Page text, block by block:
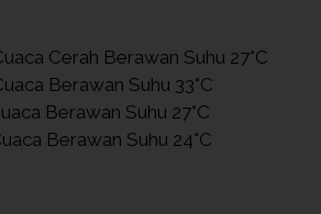
Cerah Berawan Suhu 27°C
Berawan Suhu 33°C
Berawan Suhu 27°C
Berawan Suhu 24°C